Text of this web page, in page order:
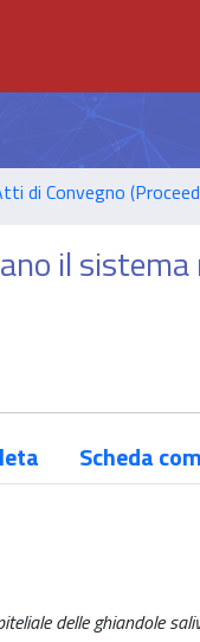
di Convegno
il
Scheda
delle ghiandole